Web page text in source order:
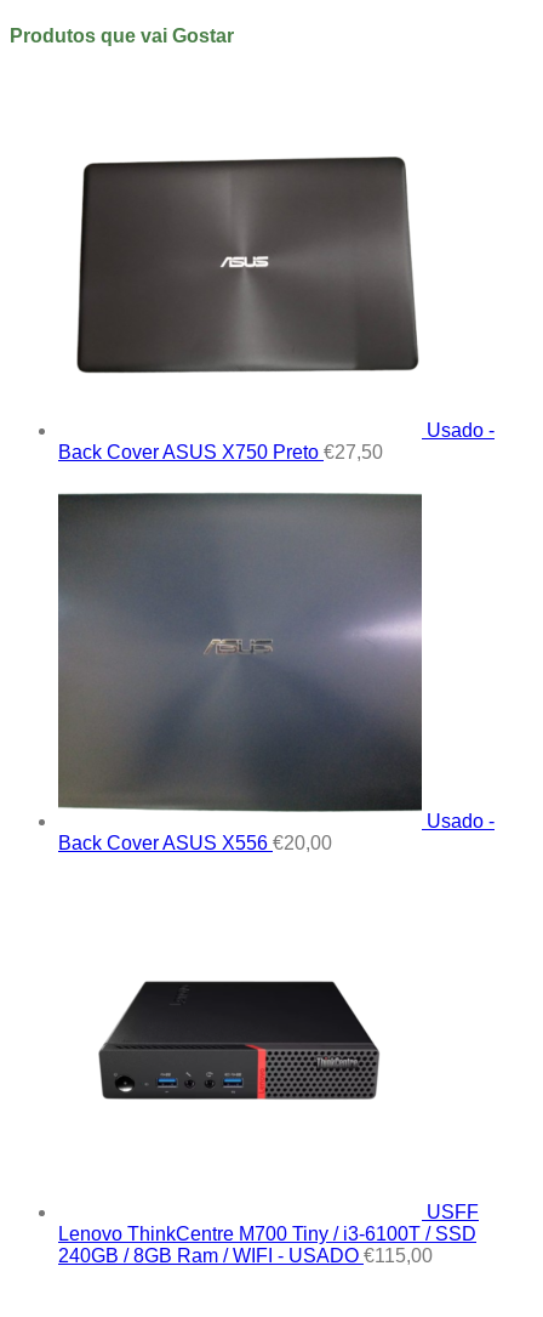
Produtos que vai Gostar
Usado -
Back Cover ASUS X750 Preto €27,50
Usado -
Back Cover ASUS X556 €20,00
USFF
Lenovo ThinkCentre M700 Tiny / i3-6100T / SSD
240GB / 8GB Ram / WIFI - USADO €115,00